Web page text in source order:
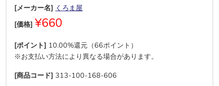
[メーカー名] くろま屋
[価格] ¥660
[ポイント] 10.00%還元（66ポイント）
※お支払い方法により異なる場合があります。
[商品コード] 313-100-168-606